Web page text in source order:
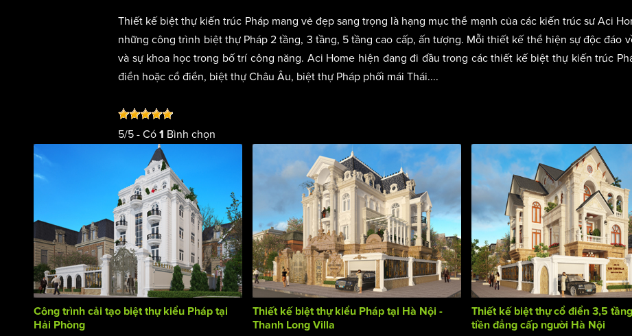
Thiết kế biệt thự kiến trúc Pháp mang vẻ đẹp sang trọng là hạng mục thể mạnh của các kiến trúc sư Aci
những công trình biệt thự Pháp 2 tầng, 3 tầng, 5 tầng cao cấp, ấn tượng. Mỗi thiết kế thể hiện sự độc đáo
và sự khoa học trong bố trí công năng. Aci Home hiện đang đi đầu trong các thiết kế biệt thự kiến trúc
điển hoặc cổ điển, biệt thự Châu Âu, biệt thự Pháp phối mái Thái....
5/5- Có 1 Bình chọn
Công trình cải tạo biệt thự kiểu Pháp tại
Hải Phòng
Thiết kế biệt thự kiểu Pháp tại Hà Nội -
Thanh Long Villa
Thiết kế biệt thự cổ điển 3,5
tiền đẳng cấp người Hà Nội